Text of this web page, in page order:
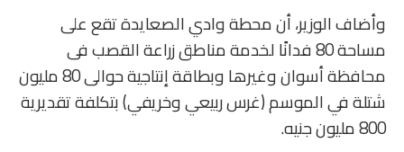
وأضاف الوزير، أن محطة وادي الصعايدة تقع على
مساحة 80 فدانًا لخدمة مناطق زراعة القصب فى
محافظة أسوان وغيرها وبطاقة إنتاجية حوالى 80 مليون
شتلة في الموسم (غرس ربيعي وخريفي) بتكلفة تقديرية
800 مليون جنيه.